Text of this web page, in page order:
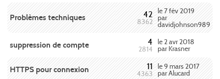
Problèmes techniques 42
8362
le 7 fév 2019
par
davidjohnson989
suppression de compte 4
2814
le 2 avr 2018
par Krasner
HTTPS pour connexion 11
4363
le 9 mars 2017
par Alucard